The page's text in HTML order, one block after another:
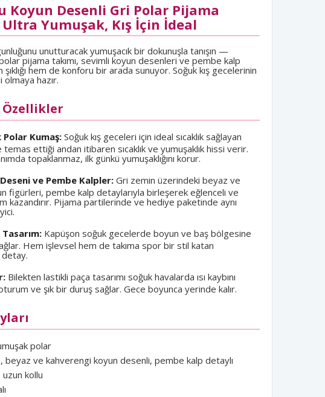
Koyun Desenli Gri Polar Pijama
Yumuşak, Kış İçin İdeal
unutturacak yumuşacık bir dokunuşla tanışın —
pijama takımı, sevimli koyun desenleri ve pembe kalp
hem de konforu bir arada sunuyor. Soğuk kış gecelerinin
hazır.
Özellikler
Kumaş:Soğuk kış geceleri için ideal sıcaklık sağlayan
ettiği andan itibaren sıcaklık ve yumuşaklık hissi verir.
topaklanmaz, ilk günkü yumuşaklığını korur.
ve Pembe Kalpler: Gri zemin üzerindeki beyaz ve
figürleri, pembe kalp detaylarıyla birleşerek eğlenceli ve
kazandırır. Pijama partilerinde ve hediye paketinde aynı
Kapüşon soğuk gecelerde boyun ve baş bölgesine
Hem işlevsel hem de takıma spor bir stil katan
Bilekten lastikli paça tasarımı soğuk havalarda ısı kaybını
ve şık bir duruş sağlar. Gece boyunca yerinde kalır.
polar
beyaz ve kahverengi koyun desenli, pembe kalp detaylı
uzun kollu